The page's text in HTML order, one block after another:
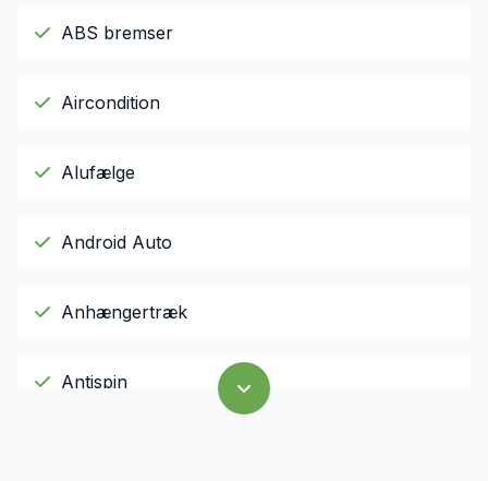
ABS bremser
Aircondition
Alufælge
Android Auto
Anhængertræk
Antispin